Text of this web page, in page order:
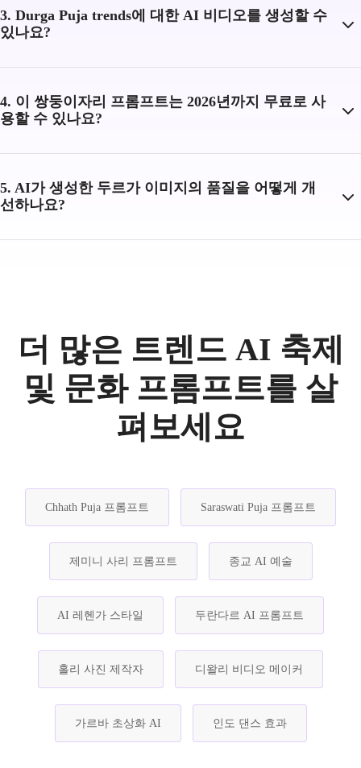
3. Durga Puja trends에 대한 AI 비디오를 생성할 수
있나요?
4. 이 쌍둥이자리 프롬프트는 2026년까지 무료로 사
용할 수 있나요?
5. AI가 생성한 두르가 이미지의 품질을 어떻게 개
선하나요?
더 많은 트렌드 AI 축제
및 문화 프롬프트를 살
펴보세요
Chhath Puja 프롬프트 Saraswati Puja 프롬프트
제미니 사리 프롬프트 종교 AI 예술
AI 레헨가 스타일 두란다르 AI 프롬프트
홀리 사진 제작자 디왈리 비디오 메이커
가르바 초상화 AI 인도 댄스 효과